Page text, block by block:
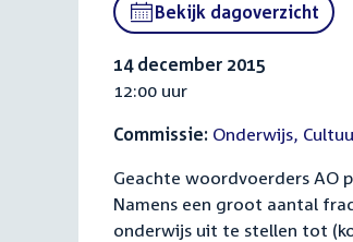
Bekijk dagoverzicht
14 december 2015
12:00 uur
Commissie: Onderwijs,
Geachte woordvoerders AO
Namens een groot aantal
onderwijs uit te stellen tot